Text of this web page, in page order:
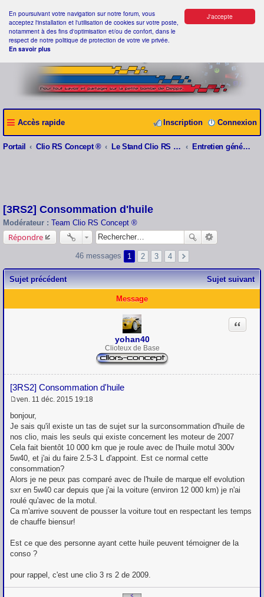
J'accepte
En poursuivant votre navigation sur notre forum, vous
acceptez l'installation et l'utilisation de cookies sur votre poste,
notamment à des fins d'optimisation et/ou de confort, dans le
respect de notre politique de protection de votre vie privée.
En savoir plus
Accès rapide Connexion
Inscription
Portail Clio RS Concept ® Le Stand Clio RS Concept ® Entretien général et Problèmes divers
[3RS2] Consommation d'huile
Modérateur : Team Clio RS Concept ®
Répondre
46 messages 1 2 3 4
Sujet précédent Sujet suivant
Message
yohan40
Clioteux de Base
[3RS2] Consommation d'huile
Citation
e
s
a
g
e
ven. 11 déc. 2015 19:18
bonjour,
Je sais qu'il existe un tas de sujet sur la surconsommation d'huile de
nos clio, mais les seuls qui existe concernent les moteur de 2007
Cela fait bientôt 10 000 km que je roule avec de l'huile motul 300v
5w40, et j'ai du faire 2.5-3 L d'appoint. Est ce normal cette
consommation?
Alors je ne peux pas comparé avec de l'huile de marque elf evolution
sxr en 5w40 car depuis que j'ai la voiture (environ 12 000 km) je n'ai
roulé qu'avec de la motul.
Ca m'arrive souvent de pousser la voiture tout en respectant les temps
de chauffe biensur!
Est ce que des personne ayant cette huile peuvent témoigner de la
conso ?
pour rappel, c'est une clio 3 rs 2 de 2009.